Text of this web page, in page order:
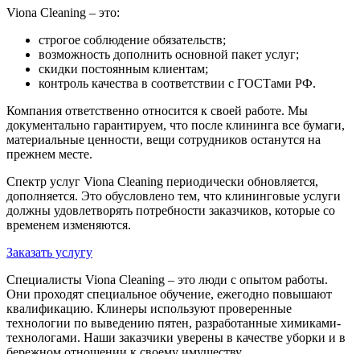
Viona Cleaning – это:
строгое соблюдение обязательств;
возможность дополнить основной пакет услуг;
скидки постоянным клиентам;
контроль качества в соответствии с ГОСТами РФ.
Компания ответственно относится к своей работе. Мы
документально гарантируем, что после клининга все бумаги,
материальные ценности, вещи сотрудников останутся на
прежнем месте.
Спектр услуг Viona Cleaning периодически обновляется,
дополняется. Это обусловлено тем, что клининговые услуги
должны удовлетворять потребности заказчиков, которые со
временем изменяются.
Заказать услугу
Специалисты Viona Cleaning – это люди с опытом работы.
Они проходят специальное обучение, ежегодно повышают
квалификацию. Клинеры используют проверенные
технологии по выведению пятен, разработанные химиками-
технологами. Наши заказчики уверены в качестве уборки и в